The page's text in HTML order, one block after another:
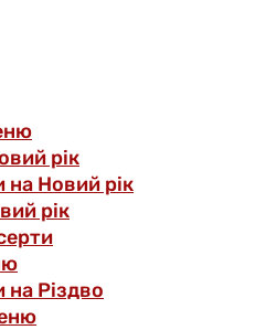
рік
на Новий рік
рік
на Різдво